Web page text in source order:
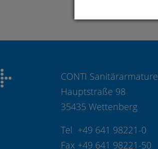
CONTI
Hauptstraße 98
35435 Wettenberg
Tel +49 641 98221-0
Fax +49 641 98221-50